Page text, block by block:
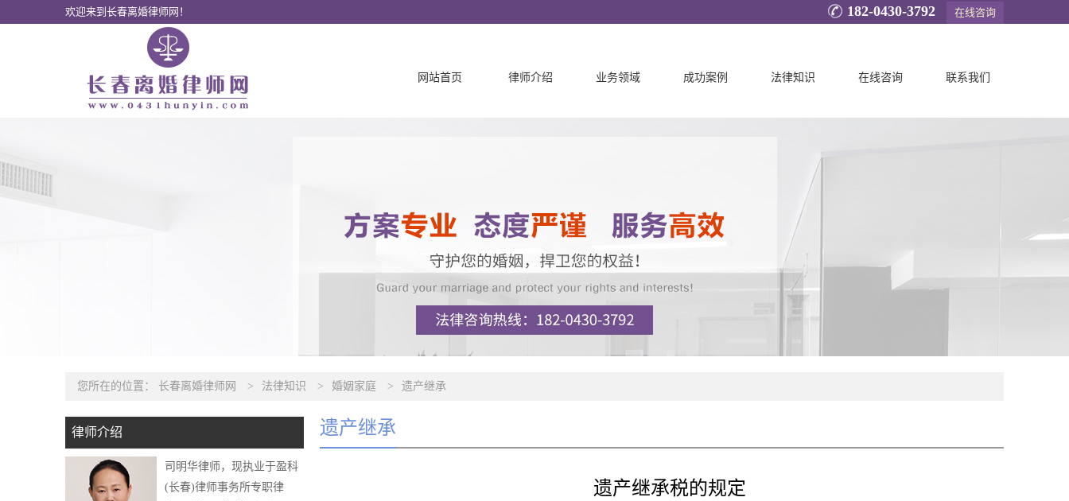
欢迎来到长春离婚律师网！ 182-0430-3792 在线咨询
网站首页 律师介绍 业务领域 成功案例 法律知识 在线咨询 联系我们
您所在的位置： 长春离婚律师网 > 法律知识 > 婚姻家庭 > 遗产继承
律师介绍
司明华律师，现执业于盈科
(长春)律师事务所专职律
遗产继承
遗产继承税的规定